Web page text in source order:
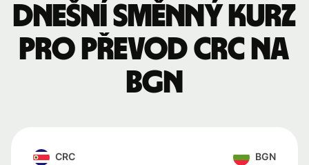
Dnešní směnný kurz
pro převod CRC na
BGN
CRC BGN